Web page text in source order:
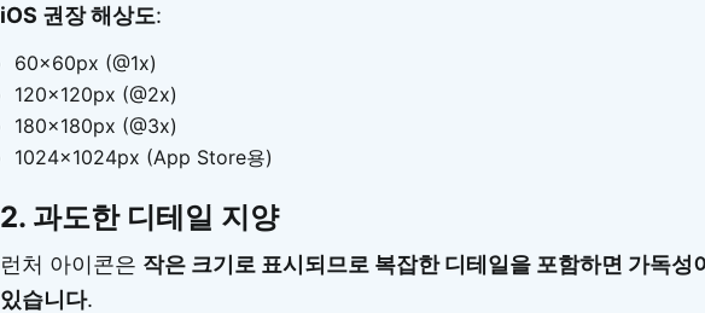
iOS 권장 해상도:
60x60px (@1x)
120x120px (@2x)
180x180px (@3x)
1024x1024px (App Store용)
2. 과도한 디테일 지양
런처 아이콘은 작은 크기로 표시되므로 복잡한 디테일을 포함하면 가독성
있습니다.